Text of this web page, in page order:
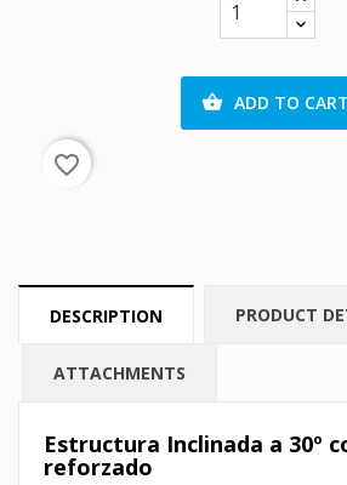
 ADD TO CART
favorite_border
DESCRIPTION PRODUCT
ATTACHMENTS
Estructura Inclinada a 30º
reforzado